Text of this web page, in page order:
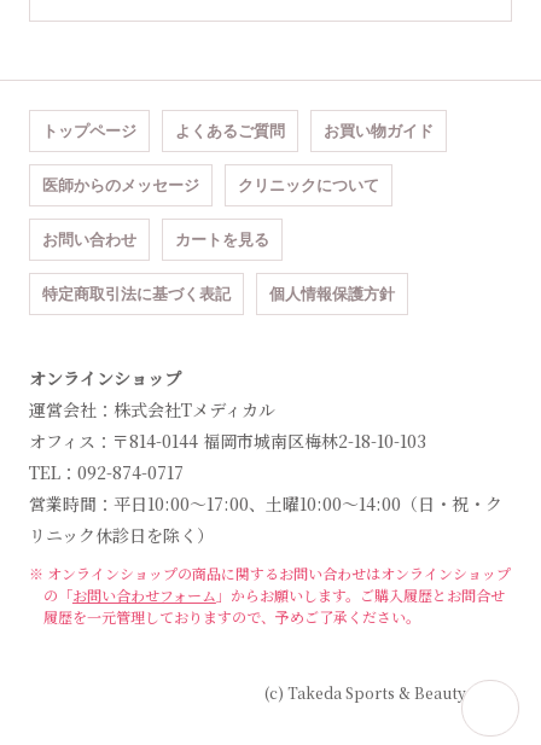
トップページ よくあるご質問 お買い物ガイド
医師からのメッセージ クリニックについて
お問い合わせ カートを見る
特定商取引法に基づく表記 個人情報保護方針
オンラインショップ
運営会社：株式会社Tメディカル
オフィス：〒814-0144 福岡市城南区梅林2-18-10-103
TEL：092-874-0717
営業時間：平日10:00～17:00、土曜10:00～14:00（日・祝・ク
リニック休診日を除く）
※ オンラインショップの商品に関するお問い合わせはオンラインショップ
の「お問い合わせフォーム 」からお願いします。 ご購入履歴とお問合せ
履歴を一元管理しておりますので、予めご了承ください。
(c) Takeda Sports & Beauty Clinic